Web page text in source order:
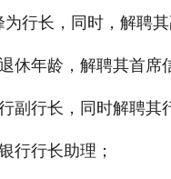
行长，同时，解聘
休年龄，解聘其首席
副行长，同时解聘其
行行长助理；